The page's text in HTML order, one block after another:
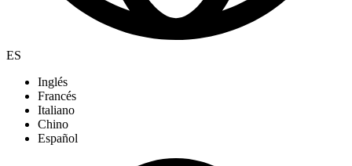
ES
Inglés
Francés
Italiano
Chino
Español